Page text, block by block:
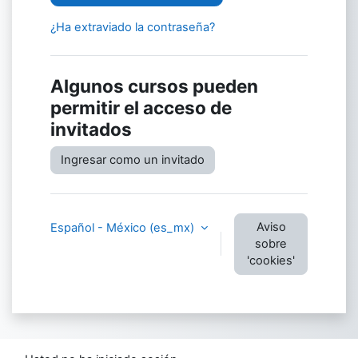
¿Ha extraviado la contraseña?
Algunos cursos pueden
permitir el acceso de
invitados
Ingresar como un invitado
Español - México ‎(es_mx)‎
Aviso
sobre
'cookies'